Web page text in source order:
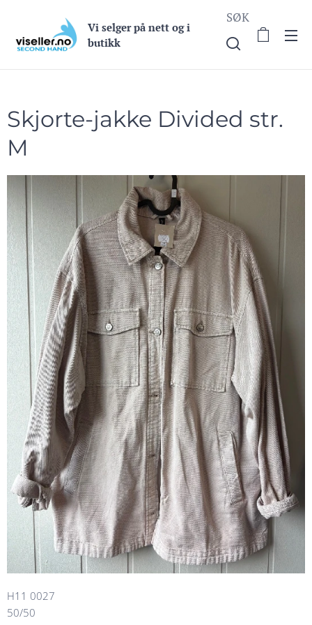
Vi selger på nett og i
butikk
SØK
Skjorte-jakke Divided str.
M
H11 0027
50/50